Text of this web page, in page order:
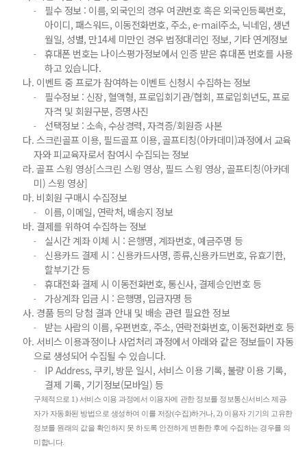
-
필수 정보 : 이름, 외국인의 경우 여권번호 혹은 외국인등록번호,
아이디, 패스워드, 이동전화번호, 주소, e-mail주소, 닉네임, 생년
월일, 성별, 만14세 미만인 경우 법정대리인 정보, 기타 연계정보
-
휴대폰 번호는 나이스평가정보에서 인증 받은 휴대폰 번호를 사용
하고 있습니다.
나. 이벤트 중 프로가 참여하는 이벤트 신청시 수집하는 정보
-
필수정보 : 신장, 혈액형, 프로입회기관/협회, 프로입회년도, 프로
자격 및 회원구분, 증명사진
-
선택정보 : 소속, 수상경력, 자격증/회원증 사본
다. 스크린골프 이용, 필드골프 이용, 골프티칭(아카데미)과정에서 교육
자와 피교육자로서 참여시 수집되는 정보
라. 골프 스윙 영상[스크린 스윙 영상, 필드 스윙 영상, 골프티칭(아카데
미) 스윙 영상]
마. 비회원 구매시 수집정보
-
이름, 이메일, 연락처, 배송지 정보
바. 결제를 위하여 수집하는 정보
- 실시간 계좌 이체 시 : 은행명, 계좌번호, 예금주명 등
-
신용카드 결제 시 : 신용카드사명, 종류,신용카드번호, 유효기한,
할부기간 등
- 휴대전화 결제 시 이동전화번호, 통신사, 결제승인번호 등
-
가상계좌 입금 시 : 은행명, 입금자명 등
사. 경품 등의 당첨 결과 안내 및 배송 관련 필요한 정보
-
받는 사람의 이름, 우편번호, 주소, 연락전화번호, 이동전화번호 등
아. 서비스 이용과정이나 사업처리 과정에서 아래와 같은 정보들이 자동
으로 생성되어 수집될 수 있습니다.
-
IP Address, 쿠키, 방문 일시, 서비스 이용 기록, 불량 이용 기록,
결제 기록, 기기정보(모바일) 등
구체적으로 1) 서비스 이용 과정에서 이용자에 관한 정보를 정보통신서비스 제공
자가 자동화된 방법으로 생성하여 이를 저장(수집)하거나, 2) 이용자 기기의 고유한
정보를 원래의 값을 확인하지 못 하도록 안전하게 변환한 후에 수집하는 경우를 의
미합니다.
-